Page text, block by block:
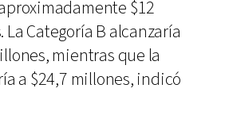
$12
Categoría B alcanzaría
mientras que la
a $24,7 millones, indicó